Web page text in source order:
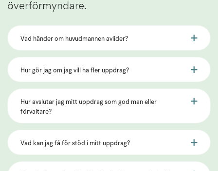
överförmyndare.
Vad händer om huvudmannen avlider?
Hur gör jag om jag vill ha fler uppdrag?
Hur avslutar jag mitt uppdrag som god man eller
förvaltare?
Vad kan jag få för stöd i mitt uppdrag?